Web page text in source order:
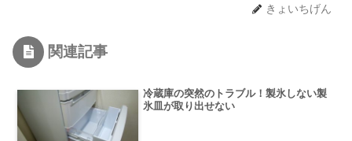
きょいちげん
関連記事
冷蔵庫の突然のトラブル！製氷しない製
氷皿が取り出せない